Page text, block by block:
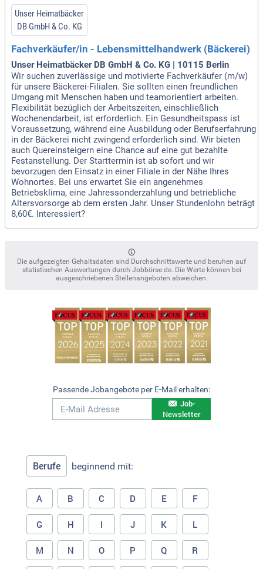
Unser Heimatbäcker
DB GmbH & Co. KG
Fachverkäufer/in - Lebensmittelhandwerk (Bäckerei)
Unser Heimatbäcker DB GmbH & Co. KG | 10115 Berlin
Wir suchen zuverlässige und motivierte Fachverkäufer (m/w)
für unsere Bäckerei-Filialen. Sie sollten einen freundlichen
Umgang mit Menschen haben und teamorientiert arbeiten.
Flexibilität bezüglich der Arbeitszeiten, einschließlich
Wochenendarbeit, ist erforderlich. Ein Gesundheitspass ist
Voraussetzung, während eine Ausbildung oder Berufserfahrung
in der Bäckerei nicht zwingend erforderlich sind. Wir bieten
auch Quereinsteigern eine Chance auf eine gut bezahlte
Festanstellung. Der Starttermin ist ab sofort und wir
bevorzugen den Einsatz in einer Filiale in der Nähe Ihres
Wohnortes. Bei uns erwartet Sie ein angenehmes
Betriebsklima, eine Jahressonderzahlung und betriebliche
Altersvorsorge ab dem ersten Jahr. Unser Stundenlohn beträgt
8,60€. Interessiert?
Die aufgezeigten Gehaltsdaten sind Durchschnittswerte und beruhen auf
statistischen Auswertungen durch Jobbörse.de. Die Werte können bei
ausgeschriebenen Stellenangeboten abweichen.
Passende Jobangebote per E-Mail erhalten:
Job-
Newsletter
Berufe beginnend mit:
A B C D E F
G H I J K L
M N O P Q R